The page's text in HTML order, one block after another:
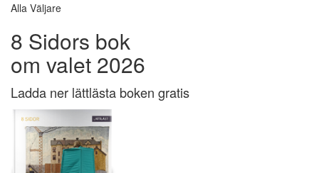
Alla Väljare
8 Sidors bok
om valet 2026
Ladda ner lättlästa boken gratis